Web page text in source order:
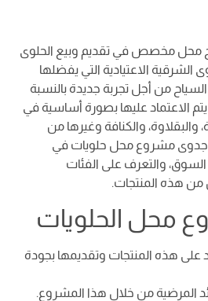
محل مخصص في تقديم وبيع الحلوى
الشرقية الاعتيادية التي يفضلها
من أجل تجربة جديدة بالنسبة
يتم الاعتماد عليها بصورة أساسية في
والبقلاوة، والكنافة وغيرها من
جدوى مشروع محل حلويات في
والتعرف على الفئات
هذه المنتجات.
محل الحلويات
على هذه المنتجات وتقديمها بجودة
المرضية من خلال هذا المشروع.